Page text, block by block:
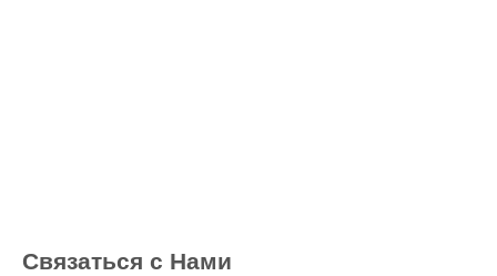
Связаться с Нами